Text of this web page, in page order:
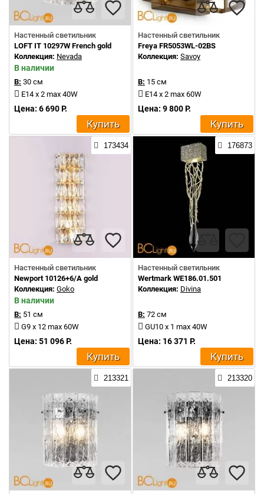
Настенный светильник
LOFT IT 10297W French gold
Коллекция: Nevada
В наличии
В: 30 см
E14 x 2 max 40W
Цена: 6 690 Р.
Купить
Настенный светильник
Freya FR5053WL-02BS
Коллекция: Savoy
В: 15 см
E14 x 2 max 60W
Цена: 9 800 Р.
Купить
173434
Настенный светильник
Newport 10126+6/A gold
Коллекция: Goko
В наличии
В: 51 см
G9 x 12 max 60W
Цена: 51 096 Р.
Купить
176873
Настенный светильник
Wertmark WE186.01.501
Коллекция: Divina
В: 72 см
GU10 x 1 max 40W
Цена: 16 371 Р.
Купить
213321 213320